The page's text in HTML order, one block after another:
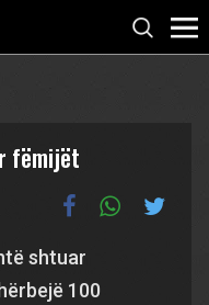
fëmijët
shtuar
100